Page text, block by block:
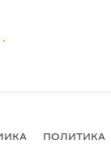
ПОЛИТИКА